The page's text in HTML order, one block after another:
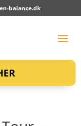
balance.dk